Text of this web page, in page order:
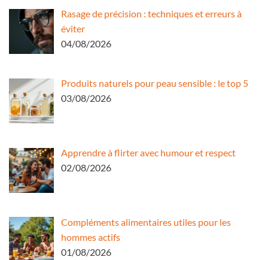
Rasage de précision : techniques et erreurs à
éviter
04/08/2026
Produits naturels pour peau sensible : le top 5
03/08/2026
Apprendre à flirter avec humour et respect
02/08/2026
Compléments alimentaires utiles pour les
hommes actifs
01/08/2026